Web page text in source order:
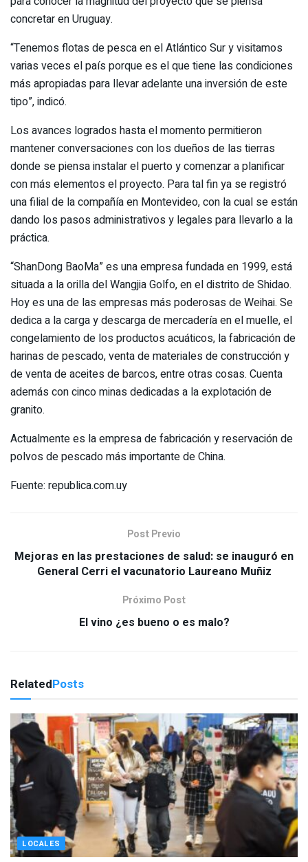
concretar en Uruguay.
“Tenemos flotas de pesca en el Atlántico Sur y visitamos
varias veces el país porque es el que tiene las condiciones
más apropiadas para llevar adelante una inversión de este
tipo”, indicó.
Los avances logrados hasta el momento permitieron
mantener conversaciones con los dueños de las tierras
donde se piensa instalar el puerto y comenzar a planificar
con más elementos el proyecto. Para tal fin ya se registró
una filial de la compañía en Montevideo, con la cual se están
dando los pasos administrativos y legales para llevarlo a la
práctica.
“ShanDong BaoMa” es una empresa fundada en 1999, está
situada a la orilla del Wangjia Golfo, en el distrito de Shidao.
Hoy es una de las empresas más poderosas de Weihai. Se
dedica a la carga y descarga de mercadería en el muelle, el
congelamiento de los productos acuáticos, la fabricación de
harinas de pescado, venta de materiales de construcción y
de venta de aceites de barcos, entre otras cosas. Cuenta
además con cinco minas dedicadas a la explotación de
granito.
Actualmente es la empresa de fabricación y reservación de
polvos de pescado más importante de China.
Fuente: republica.com.uy
Post Previo
Mejoras en las prestaciones de salud: se inauguró en
General Cerri el vacunatorio Laureano Muñiz
Próximo Post
El vino ¿es bueno o es malo?
RelatedPosts
LOCALES